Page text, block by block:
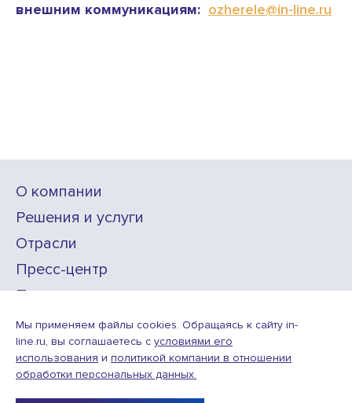
внешним коммуникациям: ozherele@in-line.ru
О компании
Решения и услуги
Отрасли
Пресс-центр
Проекты
Карьера
Условия использования веб-сайта
Мы применяем файлы cookies. Обращаясь к сайту in-
line.ru, вы соглашаетесь с условиями его
использования и политикой компании в отношении
обработки персональных данных.